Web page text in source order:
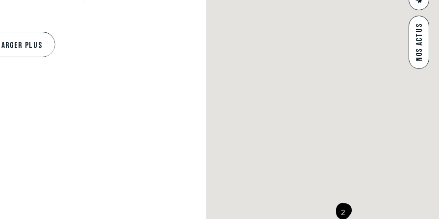
NOS ACTUS
PLUS